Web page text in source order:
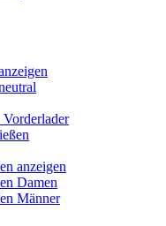
anzeigen
Damen
Männer